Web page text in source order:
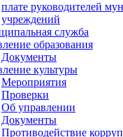
плате руководителей
учреждений
служба
образования
Документы
культуры
Мероприятия
Проверки
Об управлении
Документы
Противодействие